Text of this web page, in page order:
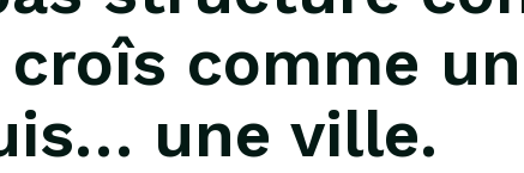
comme
une ville.